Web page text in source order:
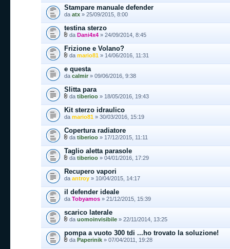
Stampare manuale defender
da atx » 25/09/2015, 8:00
testina sterzo
da Dani4x4 » 24/09/2014, 8:45
Frizione e Volano?
da mario81 » 14/06/2016, 11:31
e questa
da calmir » 09/06/2016, 9:38
Slitta para
da tiberioo » 18/05/2016, 19:43
Kit sterzo idraulico
da mario81 » 30/03/2016, 15:19
Copertura radiatore
da tiberioo » 17/12/2015, 11:11
Taglio aletta parasole
da tiberioo » 04/01/2016, 17:29
Recupero vapori
da antroy » 10/04/2015, 14:17
il defender ideale
da Tobyamos » 21/12/2015, 15:39
scarico laterale
da uomoinvisibile » 22/11/2014, 13:25
pompa a vuoto 300 tdi ...ho trovato la soluzione!
da Paperinik » 07/04/2011, 19:28